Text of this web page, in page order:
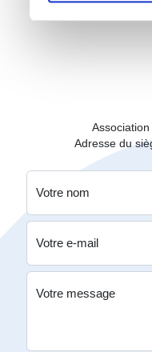
Adresse du
Votre nom
Votre e-mail
Votre message